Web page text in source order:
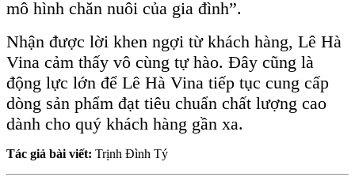
mô hình chăn nuôi của gia đình”.
Nhận được lời khen ngợi từ khách hàng, Lê Hà
Vina cảm thấy vô cùng tự hào. Đây cũng là
động lực lớn để Lê Hà Vina tiếp tục cung cấp
dòng sản phẩm đạt tiêu chuẩn chất lượng cao
dành cho quý khách hàng gần xa.
Tác giả bài viết: Trịnh Đình Tý